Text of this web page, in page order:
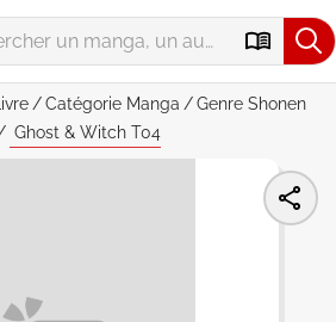
Livre Catégorie Manga Genre Shonen
Ghost & Witch T04